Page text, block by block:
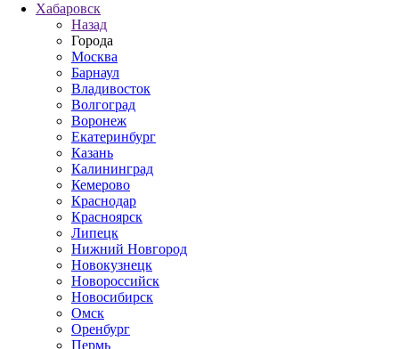
Хабаровск
Назад
Города
Москва
Барнаул
Владивосток
Волгоград
Воронеж
Екатеринбург
Казань
Калининград
Кемерово
Краснодар
Красноярск
Липецк
Нижний Новгород
Новокузнецк
Новороссийск
Новосибирск
Омск
Оренбург
Пермь